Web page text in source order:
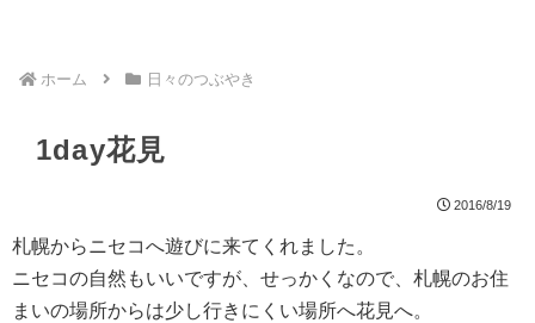
ホーム 日々のつぶやき
1day花見
2016/8/19
札幌からニセコへ遊びに来てくれました。
ニセコの自然もいいですが、せっかくなので、札幌のお住
まいの場所からは少し行きにくい場所へ花見へ。